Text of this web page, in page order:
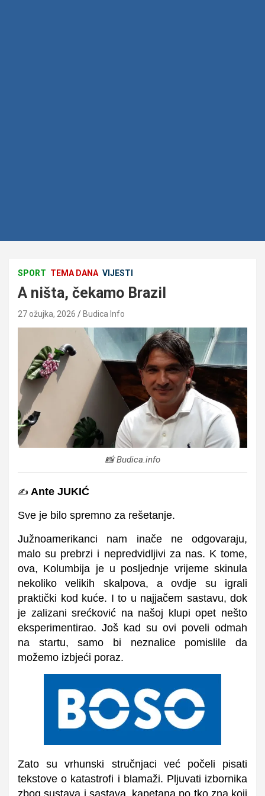
SPORT TEMA DANA VIJESTI
A ništa, čekamo Brazil
27 ožujka, 2026 Budica Info
📸 Budica.info
✍️ Ante JUKIĆ
Sve je bilo spremno za rešetanje.
Južnoamerikanci nam inače ne odgovaraju,
malo su prebrzi i nepredvidljivi za nas. K tome,
ova, Kolumbija je u posljednje vrijeme skinula
nekoliko velikih skalpova, a ovdje su igrali
praktički kod kuće. I to u najjačem sastavu, dok
je zalizani srećković na našoj klupi opet nešto
eksperimentirao. Još kad su ovi poveli odmah
na startu, samo bi neznalice pomislile da
možemo izbjeći poraz.
Zato su vrhunski stručnjaci već počeli pisati
tekstove o katastrofi i blamaži. Pljuvati izbornika
zbog sustava i sastava, kapetana po tko zna koji